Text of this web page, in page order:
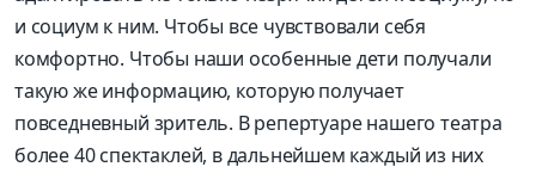
и социум к ним. Чтобы все чувствовали себя
комфортно. Чтобы наши особенные дети получали
такую же информацию, которую получает
повседневный зритель. В репертуаре нашего театра
более 40 спектаклей, в дальнейшем каждый из них